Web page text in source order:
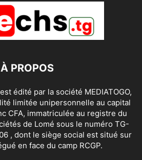
À PROPOS
édité par la société MEDIATOGO,
limitée unipersonnelle au capital
CFA, immatriculée au registre du
de Lomé sous le numéro TG-
, dont le siège social est situé sur
en face du camp RCGP.